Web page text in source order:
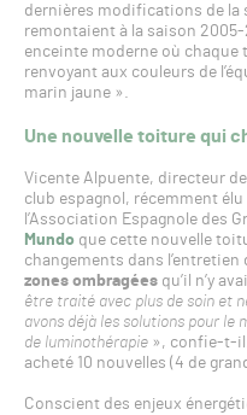
dernières modifications de la
remontaient à la saison
enceinte moderne où chaque
renvoyant aux couleurs de
marin jaune ».
Une nouvelle toiture qui
Vicente Alpuente, directeur
club espagnol, récemment élu
l’Association Espagnole des
Mundoque cette nouvelle
changements dans l’entretien
zones ombragées qu’il n’y
être traité avec plus de soin et
avons déjà les solutions pour le
de luminothérapie», confie-t-il.
acheté 10 nouvelles (4 de
Conscient des enjeux